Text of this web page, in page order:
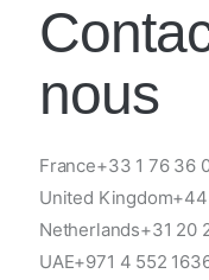
nous
France+33 1 76 36
United
Netherlands+31 20
UAE+971 4 552